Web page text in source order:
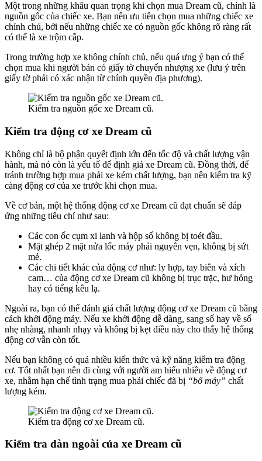
Một trong những khâu quan trọng khi chọn mua Dream cũ, chính là
nguồn gốc của chiếc xe. Bạn nên ưu tiên chọn mua những chiếc xe
chính chủ, bởi nếu những chiếc xe có nguồn gốc không rõ ràng rất
có thể là xe trộm cắp.
Trong trường hợp xe không chính chủ, nếu quá ưng ý bạn có thể
chọn mua khi người bán có giấy tờ chuyển nhượng xe (lưu ý trên
giấy tờ phải có xác nhận từ chính quyền địa phương).
Kiểm tra nguồn gốc xe Dream cũ.
Kiểm tra động cơ xe Dream cũ
Không chỉ là bộ phận quyết định lớn đến tốc độ và chất lượng vận
hành, mà nó còn là yếu tố để định giá xe Dream cũ. Đồng thời, để
tránh trường hợp mua phải xe kém chất lượng, bạn nên kiểm tra kỹ
càng động cơ của xe trước khi chọn mua.
Về cơ bản, một hệ thống động cơ xe Dream cũ đạt chuẩn sẽ đáp
ứng những tiêu chí như sau:
Các con ốc cụm xi lanh và hộp số không bị toét đầu.
Mặt ghép 2 mặt nửa lốc máy phải nguyên vẹn, không bị sứt
mẻ.
Các chi tiết khác của động cơ như: ly hợp, tay biên và xích
cam… của động cơ xe Dream cũ không bị trục trặc, hư hỏng
hay có tiếng kêu lạ.
Ngoài ra, bạn có thể đánh giá chất lượng động cơ xe Dream cũ bằng
cách khởi động máy. Nếu xe khởi động dễ dàng, sang số hay về số
nhẹ nhàng, nhanh nhạy và không bị kẹt điều này cho thấy hệ thống
động cơ vẫn còn tốt.
Nếu bạn không có quá nhiều kiến thức và kỹ năng kiểm tra động
cơ. Tốt nhất bạn nên đi cùng với người am hiểu nhiều về động cơ
xe, nhằm hạn chế tình trạng mua phải chiếc đã bị “bổ máy” chất
lượng kém.
Kiểm tra động cơ xe Dream cũ.
Kiểm tra dàn ngoài của xe Dream cũ